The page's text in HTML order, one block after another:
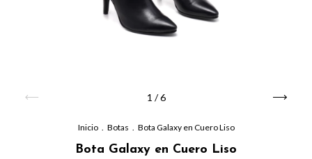
1 /6
Inicio Botas Bota Galaxy en Cuero Liso
Bota Galaxy en Cuero Liso